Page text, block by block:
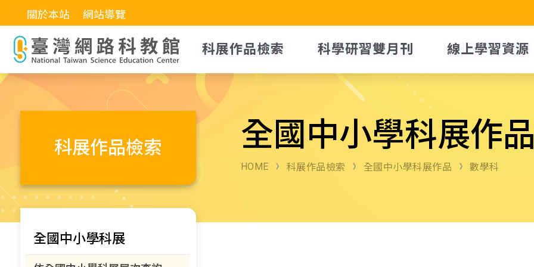
關於本站 網站導覽
科展作品檢索 科學研習雙月刊 線上學習資源
科展作品檢索 全國中小學科展作
HOME 科展作品檢索 全國中小學科展作品 數學科
全國中小學科展